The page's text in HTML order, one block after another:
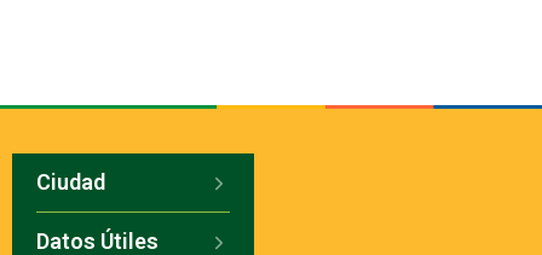
Ciudad
Datos Útiles